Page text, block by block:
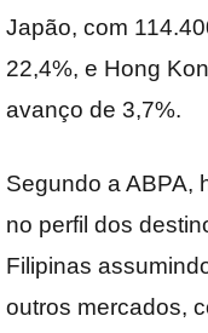
Japão, com
22,4%, e Hong
avanço de 3,7%.
Segundo a ABPA,
no perfil dos
Filipinas
outros mercados,